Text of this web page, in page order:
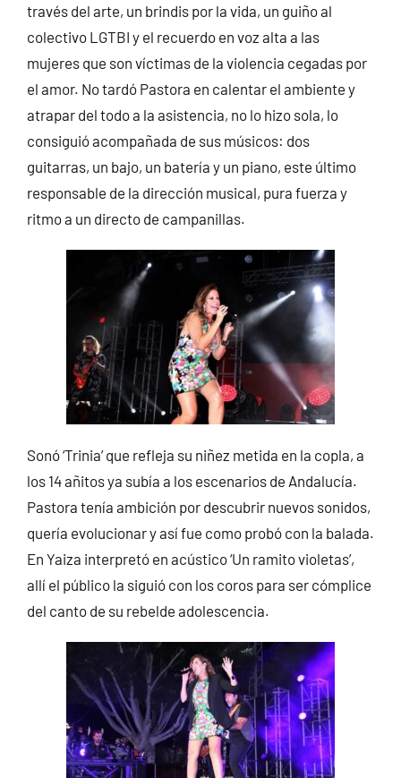
través del arte, un brindis por la vida, un guiño al
colectivo LGTBI y el recuerdo en voz alta a las
mujeres que son víctimas de la violencia cegadas por
el amor. No tardó Pastora en calentar el ambiente y
atrapar del todo a la asistencia, no lo hizo sola, lo
consiguió acompañada de sus músicos: dos
guitarras, un bajo, un batería y un piano, este último
responsable de la dirección musical, pura fuerza y
ritmo a un directo de campanillas.
Sonó ‘Trinia’ que refleja su niñez metida en la copla, a
los 14 añitos ya subía a los escenarios de Andalucía.
Pastora tenía ambición por descubrir nuevos sonidos,
quería evolucionar y así fue como probó con la balada.
En Yaiza interpretó en acústico ‘Un ramito violetas’,
allí el público la siguió con los coros para ser cómplice
del canto de su rebelde adolescencia.